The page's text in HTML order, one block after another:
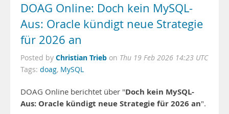
DOAG Online: Doch kein MySQL-
Aus: Oracle kündigt neue Strategie
für 2026 an
Posted by Christian Trieb on Thu 19 Feb 2026 14:23 UTC
Tags: doag, MySQL
DOAG Online berichtet über "Doch kein MySQL-
Aus: Oracle kündigt neue Strategie für 2026 an".